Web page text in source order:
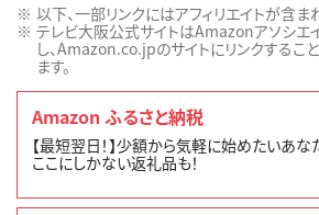
以下、一部リンクにはアフィリエイトが含ま
テレビ大阪公式サイトはAmazonアソシエ
し、Amazon.co.jpのサイトにリンクするこ
ます。
Amazon ふるさと納税
【最短翌日！】少額から気軽に始めたいあな
ここにしかない返礼品も！